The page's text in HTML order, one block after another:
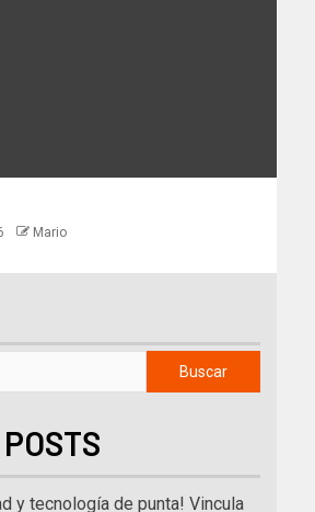
Mario
Buscar
y tecnología de punta! Vincula